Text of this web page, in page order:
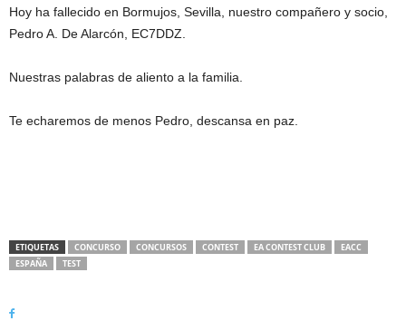
Hoy ha fallecido en Bormujos, Sevilla, nuestro compañero y socio,
Pedro A. De Alarcón, EC7DDZ.
Nuestras palabras de aliento a la familia.
Te echaremos de menos Pedro, descansa en paz.
ETIQUETAS CONCURSO CONCURSOS CONTEST EA CONTEST CLUB
EACC
ESPAÑA
TEST